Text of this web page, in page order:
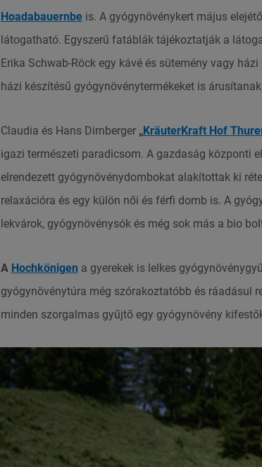
Hoadabauernbeis. A gyógynövénykert május
látogatható. Egyszerű fatáblák tájékoztatják a
Erika Schwab-Röck egy kávé és sütemény vagy
házi készítésű gyógynövénytermékeket is
Claudia és Hans Dirnberger „KräuterKraft Hof
igazi természeti paradicsom. A gazdaság központi
elrendezett gyógynövénydombokat alakítottak ki
relaxációra és egy külön női és férfi domb is. A
lekvárok, gyógynövénysók és még sok más a bio
A Hochkönigen a gyerekek is lelkes
gyógynövénytúra még szórakoztatóbb és ráadásul
minden szorgalmas gyűjtő egy gyógynövény